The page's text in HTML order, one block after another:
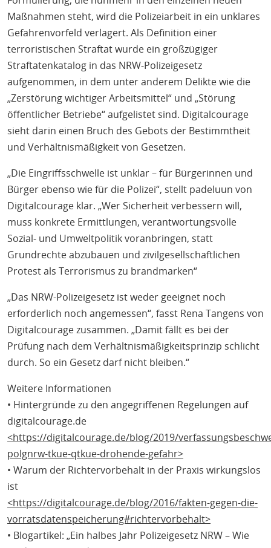
Maßnahmen steht, wird die Polizeiarbeit in ein unklares
Gefahrenvorfeld verlagert. Als Definition einer
terroristischen Straftat wurde ein großzügiger
Straftatenkatalog in das NRW-Polizeigesetz
aufgenommen, in dem unter anderem Delikte wie die
„Zerstörung wichtiger Arbeitsmittel“ und „Störung
öffentlicher Betriebe“ aufgelistet sind. Digitalcourage
sieht darin einen Bruch des Gebots der Bestimmtheit
und Verhältnismäßigkeit von Gesetzen.
„Die Eingriffsschwelle ist unklar – für Bürgerinnen und
Bürger ebenso wie für die Polizei“, stellt padeluun von
Digitalcourage klar. „Wer Sicherheit verbessern will,
muss konkrete Ermittlungen, verantwortungsvolle
Sozial- und Umweltpolitik voranbringen, statt
Grundrechte abzubauen und zivilgesellschaftlichen
Protest als Terrorismus zu brandmarken“
„Das NRW-Polizeigesetz ist weder geeignet noch
erforderlich noch angemessen“, fasst Rena Tangens von
Digitalcourage zusammen. „Damit fällt es bei der
Prüfung nach dem Verhältnismäßigkeitsprinzip schlicht
durch. So ein Gesetz darf nicht bleiben.“
Weitere Informationen
• Hintergründe zu den angegriffenen Regelungen auf
digitalcourage.de
<https://digitalcourage.de/blog/2019/
polgnrw-tkue-qtkue-drohende-gefahr>
• Warum der Richtervorbehalt in der Praxis wirkungslos
ist
<https://digitalcourage.de/blog/2016/fakten-gegen-die-
vorratsdatenspeicherung#richtervorbehalt>
• Blogartikel: „Ein halbes Jahr Polizeigesetz NRW – Wie